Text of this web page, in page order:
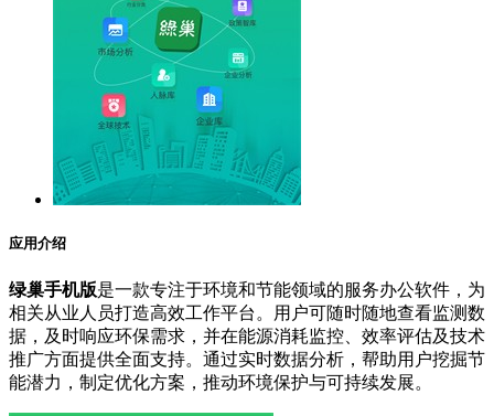
应用介绍
绿巢手机版是一款专注于环境和节能领域的服务办公软件，为
相关从业人员打造高效工作平台。用户可随时随地查看监测数
据，及时响应环保需求，并在能源消耗监控、效率评估及技术
推广方面提供全面支持。通过实时数据分析，帮助用户挖掘节
能潜力，制定优化方案，推动环境保护与可持续发展。